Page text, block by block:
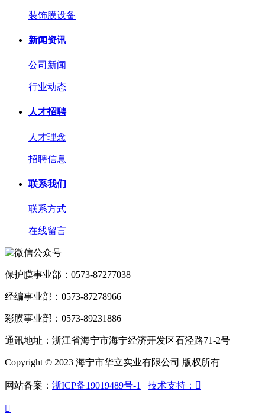
装饰膜设备
新闻资讯
公司新闻
行业动态
人才招聘
人才理念
招聘信息
联系我们
联系方式
在线留言
保护膜事业部：0573-87277038
经编事业部：0573-87278966
彩膜事业部：0573-89231886
通讯地址：浙江省海宁市海宁经济开发区石泾路71-2号
Copyright © 2023 海宁市华立实业有限公司 版权所有
网站备案： 浙ICP备19019489号-1 技术支持： 
